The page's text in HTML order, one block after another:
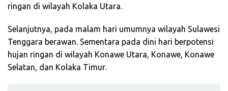
ringan di wilayah Kolaka Utara.
Selanjutnya, pada malam hari umumnya wilayah Sulawesi
Tenggara berawan. Sementara pada dini hari berpotensi
hujan ringan di wilayah Konawe Utara, Konawe, Konawe
Selatan, dan Kolaka Timur.